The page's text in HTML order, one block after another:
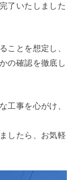
了いたしました
ことを想定し、
の確認を徹底し
工事を心がけ、
したら、お気軽